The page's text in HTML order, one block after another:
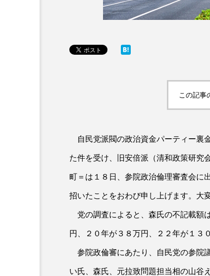
この記事
自民党派閥の政治資金パーティー裏
た件を受け、旧安倍派（清和政策研究
町＝は１８日、参院政治倫理審査会に
招いたことをおわび申し上げます。大
党の調査によると、森氏の不記載額
円、２０年が３８万円、２２年が１３
参院政倫審にあたり、自民党の参院
い氏、森氏、元拉致問題担当相の山谷